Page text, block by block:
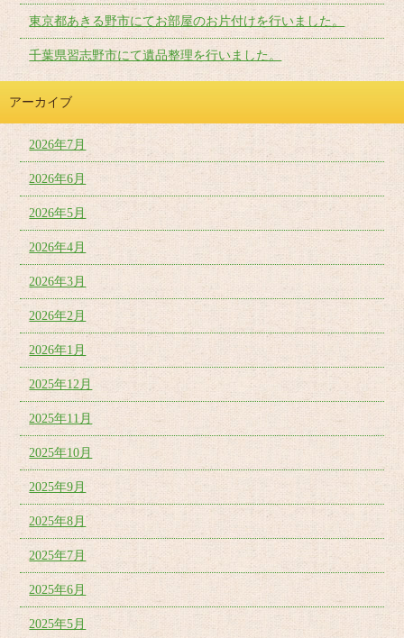
東京都あきる野市にてお部屋のお片付けを行いました。
千葉県習志野市にて遺品整理を行いました。
アーカイブ
2026年7月
2026年6月
2026年5月
2026年4月
2026年3月
2026年2月
2026年1月
2025年12月
2025年11月
2025年10月
2025年9月
2025年8月
2025年7月
2025年6月
2025年5月